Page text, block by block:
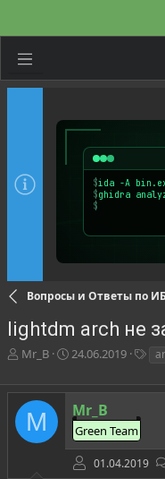
Вопросы и Ответы по
lightdm arch не
А
т
о
т
Mr_B
Д
т
а
н
а
ч
а
24.06.2019
г
M Mr_B
Green Team
01.04.2019